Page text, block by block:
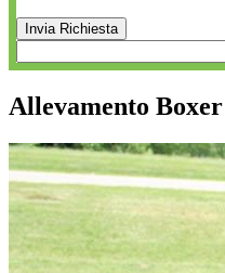
Allevamento Boxer